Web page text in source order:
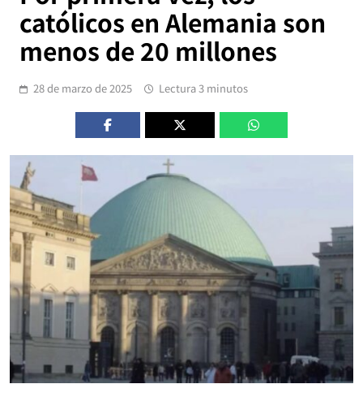
católicos en Alemania son
menos de 20 millones
28 de marzo de 2025 Lectura 3 minutos